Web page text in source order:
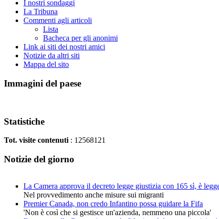
I nostri sondaggi
La Tribuna
Commenti agli articoli
Lista
Bacheca per gli anonimi
Link ai siti dei nostri amici
Notizie da altri siti
Mappa del sito
Immagini del paese
Statistiche
Tot. visite contenuti : 12568121
Notizie del giorno
La Camera approva il decreto legge giustizia con 165 sì, è
Nel provvedimento anche misure sui migranti
Premier Canada, non credo Infantino possa guidare la Fifa
'Non è così che si gestisce un'azienda, nemmeno una piccola'